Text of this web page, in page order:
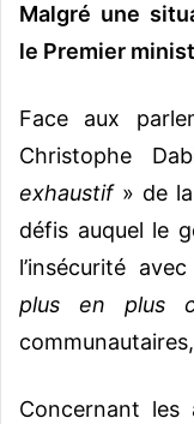
Malgré une
le Premier
Face aux
Christophe
exhaustif» de la
défis auquel le
l’insécurité
plus en plus
Concernant les